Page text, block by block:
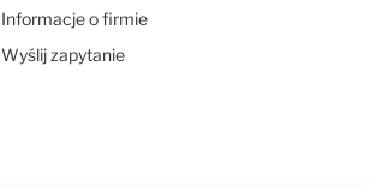
Informacje o firmie
Wyślij zapytanie